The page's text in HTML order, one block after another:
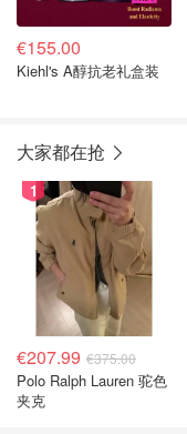
€155.00
Kiehl's A醇抗老礼盒装
大家都在抢
1
€207.99 €375.00
Polo Ralph Lauren 驼色
夹克